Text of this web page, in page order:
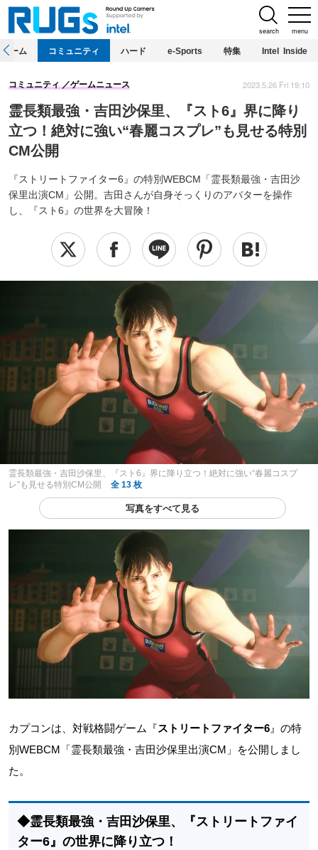
menu
search
ホーム コミュニティ ハード e-Sports 特集 Intel Inside
霊長類最強・吉田沙保里、『スト6』界に降り
立つ！絶対に強い“春麗コスプレ”も見せる特別
CM公開
『ストリートファイター6』の特別WEBCM「霊長類最強・吉田沙
保里出演CM」公開。吉田さんが自身そっくりのアバターを操作
し、『スト6』の世界を大冒険！
コミュニティ ゲームニュース 2023.5.26 Fri 19:10
霊長類最強・吉田沙保里、『スト6』界に降り立つ！絶対に強い“春麗コスプ
レ”も見せる特別CM公開
全 13 枚
写真をすべて見る
カプコンは、対戦格闘ゲーム『ストリートファイター6 』の特
別WEBCM「霊長類最強・吉田沙保里出演CM」を公開しまし
た。
◆霊長類最強・吉田沙保里、『ストリートファイ
ター6』の世界に降り立つ！